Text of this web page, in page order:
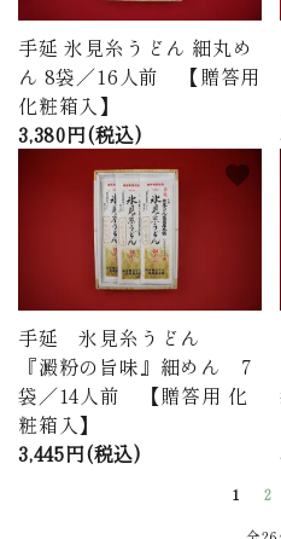
手延 氷見糸うどん 細丸め
ん 8袋／16人前 【贈答用
化粧箱入】
3,380円(税込)
手延 氷見糸うどん
『澱粉の旨味』細めん 7
袋／14人前 【贈答用 化
粧箱入】
3,445円(税込)
favorite
1 2